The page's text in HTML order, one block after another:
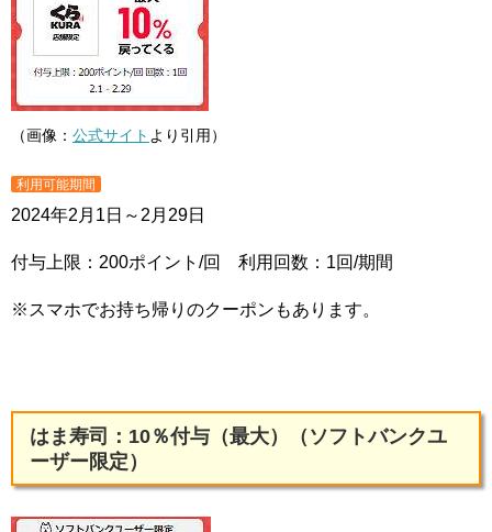
（画像： 公式サイト より引用）
利用可能期間
2024年2月1日～2月29日
付与上限：200ポイント/回 利用回数：1回/期間
※スマホでお持ち帰りのクーポンもあります。
はま寿司：10％付与（最大）（ソフトバンクユ
ーザー限定）